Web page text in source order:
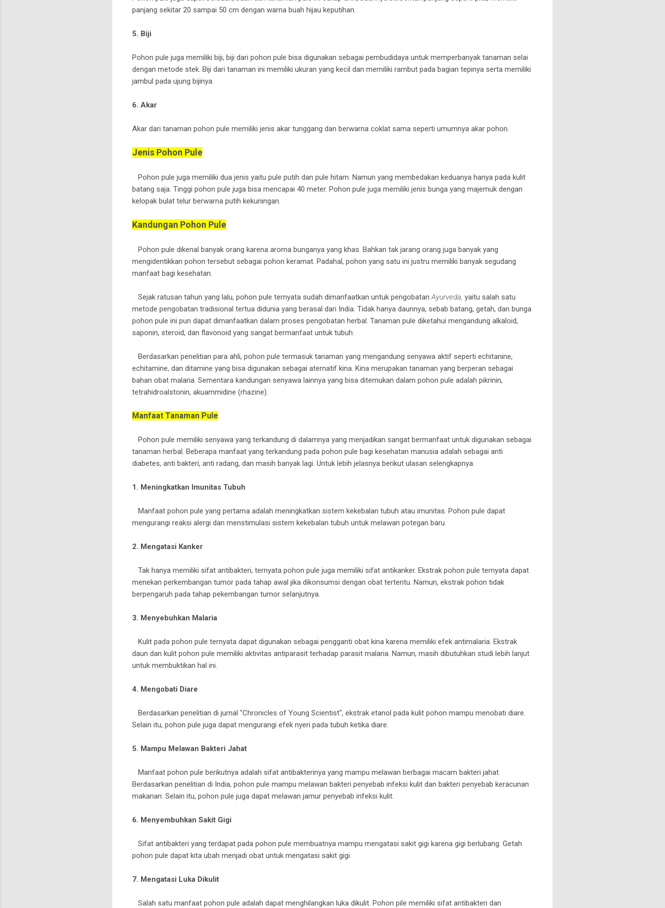
panjang sekitar 20 sampai 50 cm dengan warna buah hijau keputihan.
5. Biji
Pohon pule juga memiliki biji, biji dari pohon pule bisa digunakan sebagai pembudidaya untuk memperbanyak tanaman selai
dengan metode stek. Biji dari tanaman ini memiliki ukuran yang kecil dan memiliki rambut pada bagian tepinya serta memiliki
jambul pada ujung bijinya.
6. Akar
Akar dari tanaman pohon pule memiliki jenis akar tunggang dan berwarna coklat sama seperti umumnya akar pohon.
Jenis Pohon Pule
Pohon pule juga memiliki dua jenis yaitu pule putih dan pule hitam. Namun yang membedakan keduanya hanya pada kulit
batang saja. Tinggi pohon pule juga bisa mencapai 40 meter. Pohon pule juga memiliki jenis bunga yang majemuk dengan
kelopak bulat telur berwarna putih kekuningan.
Kandungan Pohon Pule
Pohon pule dikenal banyak orang karena aroma bunganya yang khas. Bahkan tak jarang orang juga banyak yang
mengidentikkan pohon tersebut sebagai pohon keramat. Padahal, pohon yang satu ini justru memiliki banyak segudang
manfaat bagi kesehatan.
Sejak ratusan tahun yang lalu, pohon pule ternyata sudah dimanfaatkan untuk pengobatanAyurveda, yaitu salah satu
metode pengobatan tradisional tertua didunia yang berasal dari India. Tidak hanya daunnya, sebab batang, getah, dan bunga
pohon pule ini pun dapat dimanfaatkan dalam proses pengobatan herbal. Tanaman pule diketahui mengandung alkaloid,
saponin, steroid, dan flavonoid yang sangat bermanfaat untuk tubuh.
Berdasarkan penelitian para ahli, pohon pule termasuk tanaman yang mengandung senyawa aktif seperti echitanine,
echitamine, dan ditamine yang bisa digunakan sebagai aternatif kina. Kina merupakan tanaman yang berperan sebagai
bahan obat malaria. Sementara kandungan senyawa lainnya yang bisa ditemukan dalam pohon pule adalah pikrinin,
tetrahidroalstonin, akuammidine (rhazine).
Manfaat Tanaman Pule
Pohon pule memiliki senyawa yang terkandung di dalamnya yang menjadikan sangat bermanfaat untuk digunakan sebagai
tanaman herbal. Beberapa manfaat yang terkandung pada pohon pule bagi kesehatan manusia adalah sebagai anti
diabetes, anti bakteri, anti radang, dan masih banyak lagi. Untuk lebih jelasnya berikut ulasan selengkapnya.
1. Meningkatkan Imunitas Tubuh
Manfaat pohon pule yang pertama adalah meningkatkan sistem kekebalan tubuh atau imunitas. Pohon pule dapat
mengurangi reaksi alergi dan menstimulasi sistem kekebalan tubuh untuk melawan potegan baru.
2. Mengatasi Kanker
Tak hanya memiliki sifat antibakteri, ternyata pohon pule juga memiliki sifat antikanker. Ekstrak pohon pule ternyata dapat
menekan perkembangan tumor pada tahap awal jika dikonsumsi dengan obat tertentu. Namun, ekstrak pohon tidak
berpengaruh pada tahap pekembangan tumor selanjutnya.
3. Menyebuhkan Malaria
Kulit pada pohon pule ternyata dapat digunakan sebagai pengganti obat kina karena memiliki efek antimalaria. Ekstrak
daun dan kulit pohon pule memiliki aktivitas antiparasit terhadap parasit malaria. Namun, masih dibutuhkan studi lebih lanjut
untuk membuktikan hal ini.
4. Mengobati Diare
Berdasarkan penelitian di jurnal "Chronicles of Young Scientist", ekstrak etanol pada kulit pohon mampu menobati diare.
Selain itu, pohon pule juga dapat mengurangi efek nyeri pada tubuh ketika diare.
5. Mampu Melawan Bakteri Jahat
Manfaat pohon pule berikutnya adalah sifat antibakterinya yang mampu melawan berbagai macam bakteri jahat.
Berdasarkan penelitian di India, pohon pule mampu melawan bakteri penyebab infeksi kulit dan bakteri penyebab keracunan
makanan. Selain itu, pohon pule juga dapat melawan jamur penyebab infeksi kulit.
6. Menyembuhkan Sakit Gigi
Sifat antibakteri yang terdapat pada pohon pule membuatnya mampu mengatasi sakit gigi karena gigi berlubang. Getah
pohon pule dapat kita ubah menjadi obat untuk mengatasi sakit gigi.
7. Mengatasi Luka Dikulit
Salah satu manfaat pohon pule adalah dapat menghilangkan luka dikulit. Pohon pile memiliki sifat antibakteri dan